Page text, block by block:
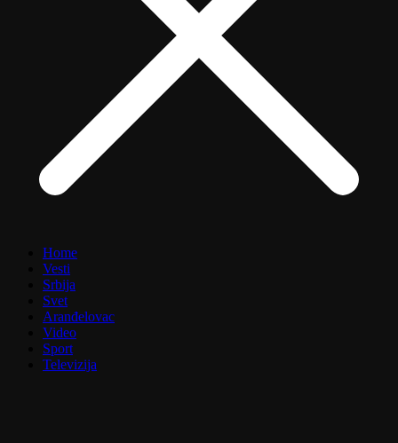
Home
Vesti
Srbija
Svet
Aranđelovac
Video
Sport
Televizija